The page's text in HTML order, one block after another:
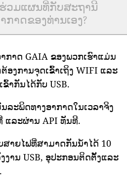
ວມແຜນທີ່ກັບສະຖານີ
າດຂອງທ່ານເອງ?
ກາດ GAIA ຂອງພວກເຮົາແມ່ນ
ອງການຈຸດເຂົ້າເຖິງ WIFI ແລະ
າກັນໄດ້ກັບ USB.
ລະພິດທາງອາກາດໃນເວລາຈິງ
ແລະຜ່ານ API ທັນທີ.
າຍໄຟທີ່ສາມາດກັນນ້ໍາໄດ້ 10
ານ USB, ອຸປະກອນຕິດຕັ້ງແລະ